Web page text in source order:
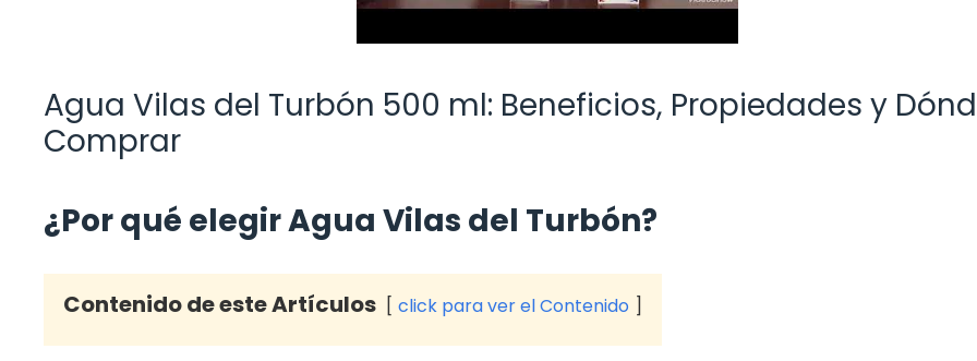
Agua Vilas del Turbón 500 ml: Beneficios, Propiedades y
Comprar
¿Por qué elegir Agua Vilas del Turbón?
Contenido de este Artículos click para ver el Contenido